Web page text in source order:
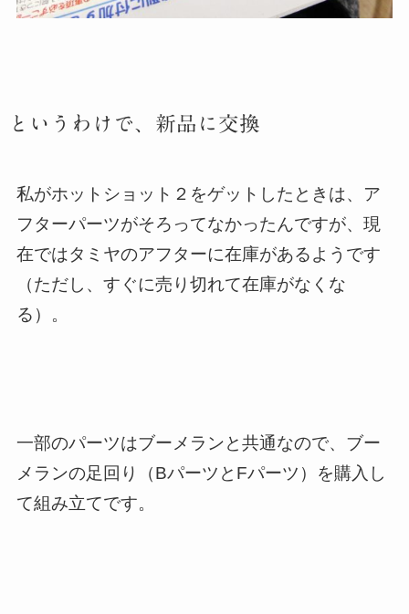
というわけで、新品に交換
私がホットショット２をゲットしたときは、ア
フターパーツがそろってなかったんですが、現
在ではタミヤのアフターに在庫があるようです
（ただし、すぐに売り切れて在庫がなくな
る）。
一部のパーツはブーメランと共通なので、ブー
メランの足回り（BパーツとFパーツ）を購入し
て組み立てです。